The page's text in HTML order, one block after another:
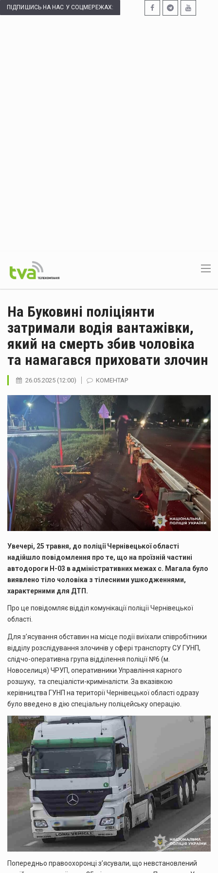
ПІДПИШИСЬ НА НАС У СОЦМЕРЕЖАХ:
На Буковині поліціянти
затримали водія вантажівки,
який на смерть збив чоловіка
та намагався приховати злочин
26.05.2025 (12:00) КОМЕНТАР
Увечері, 25 травня, до поліції Чернівецької області
надійшло повідомлення про те, що на проїзній частині
автодороги Н-03 в адміністративних межах с. Магала було
виявлено тіло чоловіка з тілесними ушкодженнями,
характерними для ДТП.
Про це повідомляє відділ комунікації поліції Чернівецької
області.
Для з’ясування обставин на місце події виїхали співробітники
відділу розслідування злочинів у сфері транспорту СУ ГУНП,
слідчо-оперативна група відділення поліції №6 (м.
Новоселиця) ЧРУП, оперативники Управління карного
розшуку, та спеціалісти-криміналісти. За вказівкою
керівництва ГУНП на території Чернівецької області одразу
було введено в дію спеціальну поліцейську операцію.
Попередньо правоохоронці з’ясували, що невстановлений